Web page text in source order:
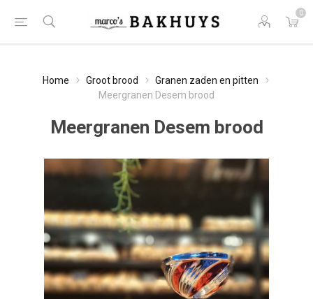
0
Home Groot brood
Granen zaden en pitten
Meergranen Desem brood
Meergranen Desem brood